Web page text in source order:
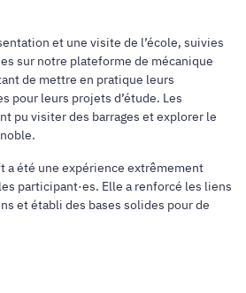
et une visite de l’école, suivies
sur notre plateforme de mécanique
de mettre en pratique leurs
pour leurs projets d’étude. Les
pu visiter des barrages et explorer le
a été une expérience extrêmement
participant·es. Elle a renforcé les liens
et établi des bases solides pour de